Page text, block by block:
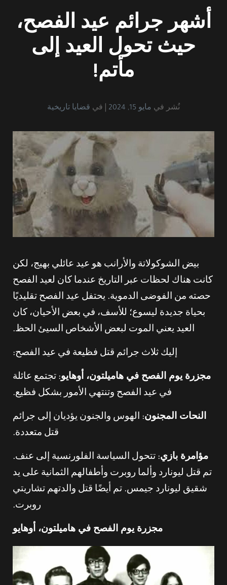
أشهر جرائم عيد الفصح،
حيث تحول العيد إلى
مأتم!
نُشر في مايو 15, 2024 في قضايا تاريخية
بيض الشوكولاتة والأرانب هو عيد عائلي بهيج، لكن
كانت هناك لحظات عبر التاريخ عندما كان لعيد الفصح
حصته من الفوضى الدموية. يحتفل عيد الفصح تقليديًا
بحياة جديدة ليسوع؛ للأسف، في بعض الأحيان، كان
العيد يعني الموت لبعض الأشخاص السيئ الحظ.
إليك ثلاث جرائم قتل فظيعة في عيد الفصح:
مجزرة يوم الفصح في هاميلتون، أوهايو: تجتمع عائلة
في عيد الفصح وتنتهي الأمور بشكل فظيع.
النحات المجنون: الهوس والجنون يؤديان إلى جرائم
قتل متعددة.
مؤامرة بازي: تتحول السياسة الفلورنسية إلى عنف.
تم قتل ليونارد وألما روبرت وأطفالهم الثمانية على يد
شقيق ليونارد جيمس. تم أيضًا قتل والدتهم تشاريتي
روبرت.
مجزرة يوم الفصح في هاميلتون، أوهايو